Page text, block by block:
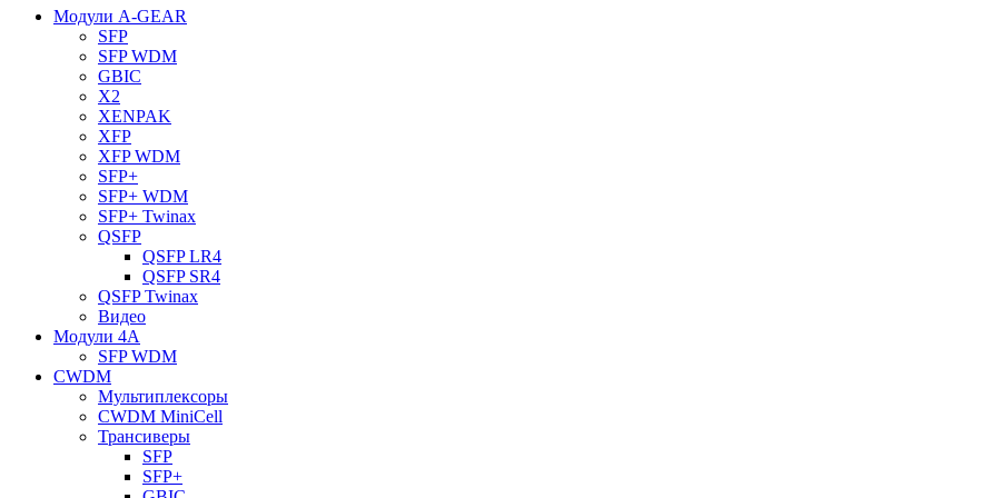
Модули A-GEAR
SFP
SFP WDM
GBIC
X2
XENPAK
XFP
XFP WDM
SFP+
SFP+ WDM
SFP+ Twinax
QSFP
QSFP LR4
QSFP SR4
QSFP Twinax
Видео
Модули 4A
SFP WDM
CWDM
Мультиплексоры
CWDM MiniCell
Трансиверы
SFP
SFP+